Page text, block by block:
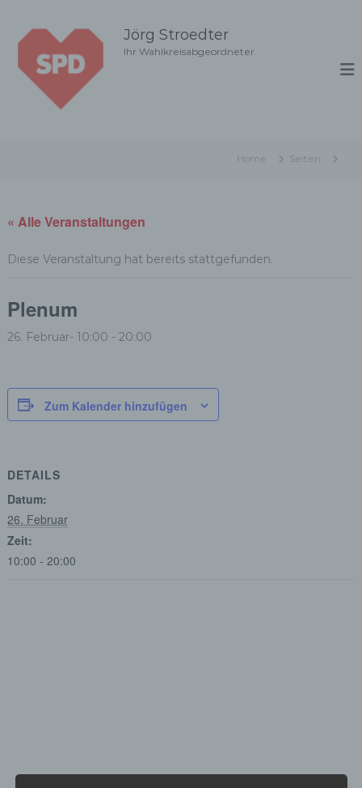
Jörg Stroedter
Ihr Wahlkreisabgeordneter
Home Seiten
« Alle Veranstaltungen
Diese Veranstaltung hat bereits stattgefunden.
Plenum
26. Februar- 10:00 - 20:00
Zum Kalender hinzufügen
DETAILS
Datum:
26. Februar
Zeit:
10:00 - 20:00